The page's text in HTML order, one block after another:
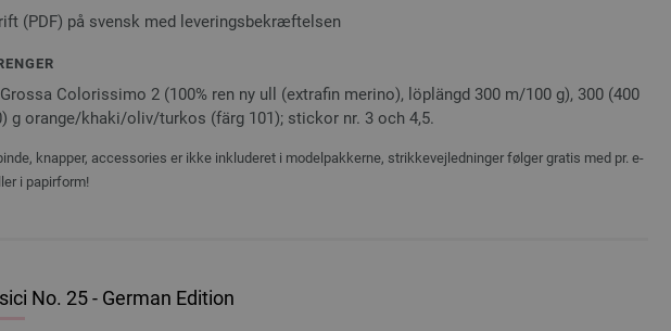
(PDF) på svensk med leveringsbekræftelsen
Colorissimo 2 (100% ren ny ull (extrafin merino), löplängd 300 m/100 g), 300 (400
g orange/khaki/oliv/turkos (färg 101); stickor nr. 3 och 4,5.
knapper, accessories er ikke inkluderet i modelpakkerne, strikkevejledninger følger gratis med pr. e-
i papirform!
No. 25 - German Edition